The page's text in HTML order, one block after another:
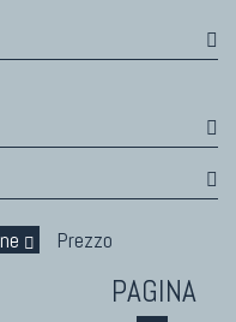
Prezzo